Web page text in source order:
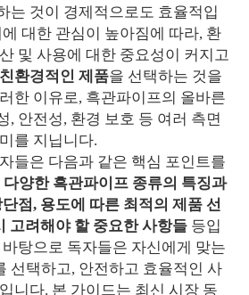
는 것이 경제적으로도 효율적입
대한 관심이 높아짐에 따라, 환
및 사용에 대한 중요성이 커지고
친환경적인 제품을 선택하는 것을
한 이유로, 흑관파이프의 올바른
, 안전성, 환경 보호 등 여러 측면
를 지닙니다.
들은 다음과 같은 핵심 포인트를
다양한 흑관파이프 종류의 특징과
점, 용도에 따른 최적의 제품 선
고려해야 할 중요한 사항들 등입
탕으로 독자들은 자신에게 맞는
선택하고, 안전하고 효율적인 사
니다. 본 가이드는 최신 시장 동